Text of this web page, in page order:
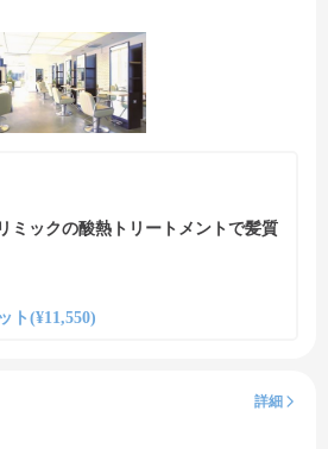
ミックの酸熱トリートメントで髪質
ト(¥11,550)
詳細